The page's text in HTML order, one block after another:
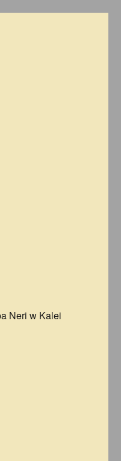
Neri w Kalei